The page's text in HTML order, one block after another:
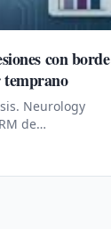
con borde
Neurology
de
86 % y